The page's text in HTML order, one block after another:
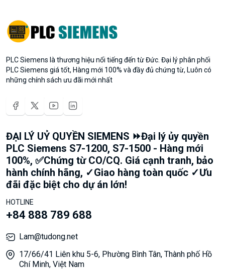
PLC Siemens là thương hiệu nổi tiếng đến từ Đức. Đại lý phân phối
PLC Siemens giá tốt, Hàng mới 100% và đầy đủ chứng từ, Luôn có
những chính sách ưu đãi mới nhất
ĐẠI LÝ UỶ QUYỀN SIEMENS ⏩Đại lý ủy quyền
PLC Siemens S7-1200, S7-1500 - Hàng mới
100%, ✅Chứng từ CO/CQ. Giá cạnh tranh, bảo
hành chính hãng, ✓Giao hàng toàn quốc ✓Ưu
đãi đặc biệt cho dự án lớn!
HOTLINE
+84 888 789 688
Lam@tudong.net
17/66/41 Liên khu 5-6, Phường Bình Tân, Thành phố Hồ
Chí Minh, Việt Nam